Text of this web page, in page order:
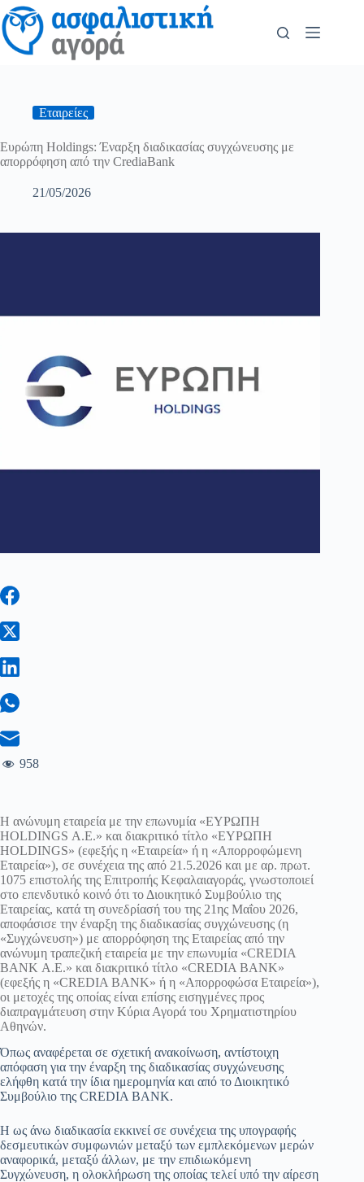
Εταιρείες
Ευρώπη Holdings: Έναρξη διαδικασίας συγχώνευσης με
απορρόφηση από την CrediaBank
21/05/2026
958
Η ανώνυμη εταιρεία με την επωνυμία «ΕΥΡΩΠΗ
HOLDINGS Α.Ε.» και διακριτικό τίτλο «ΕΥΡΩΠΗ
HOLDINGS» (εφεξής η «Εταιρεία» ή η «Απορροφώμενη
Εταιρεία»), σε συνέχεια της από 21.5.2026 και με αρ. πρωτ.
1075 επιστολής της Επιτροπής Κεφαλαιαγοράς, γνωστοποιεί
στο επενδυτικό κοινό ότι το Διοικητικό Συμβούλιο της
Εταιρείας, κατά τη συνεδρίασή του της 21ης Μαΐου 2026,
αποφάσισε την έναρξη της διαδικασίας συγχώνευσης (η
«Συγχώνευση») με απορρόφηση της Εταιρείας από την
ανώνυμη τραπεζική εταιρεία με την επωνυμία «CREDIA
BANK Α.Ε.» και διακριτικό τίτλο «CREDIA BANK»
(εφεξής η «CREDIA BANK» ή η «Απορροφώσα Εταιρεία»),
οι μετοχές της οποίας είναι επίσης εισηγμένες προς
διαπραγμάτευση στην Κύρια Αγορά του Χρηματιστηρίου
Αθηνών.
Όπως αναφέρεται σε σχετική ανακοίνωση, αντίστοιχη
απόφαση για την έναρξη της διαδικασίας συγχώνευσης
ελήφθη κατά την ίδια ημερομηνία και από το Διοικητικό
Συμβούλιο της CREDIA BANK.
Η ως άνω διαδικασία εκκινεί σε συνέχεια της υπογραφής
δεσμευτικών συμφωνιών μεταξύ των εμπλεκόμενων μερών
αναφορικά, μεταξύ άλλων, με την επιδιωκόμενη
Συγχώνευση, η ολοκλήρωση της οποίας τελεί υπό την αίρεση